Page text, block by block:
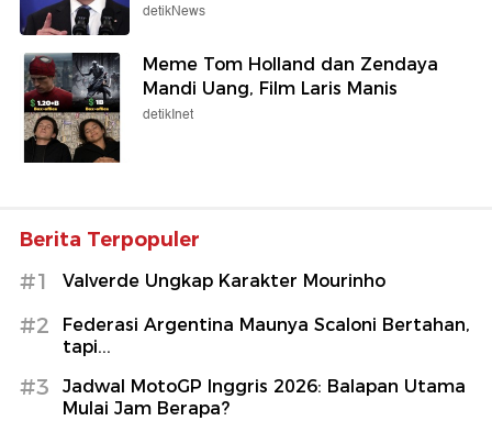
detikNews
Meme Tom Holland dan Zendaya
Mandi Uang, Film Laris Manis
detikInet
Berita Terpopuler
#1 Valverde Ungkap Karakter Mourinho
#2
Federasi Argentina Maunya Scaloni Bertahan,
tapi...
#3
Jadwal MotoGP Inggris 2026: Balapan Utama
Mulai Jam Berapa?